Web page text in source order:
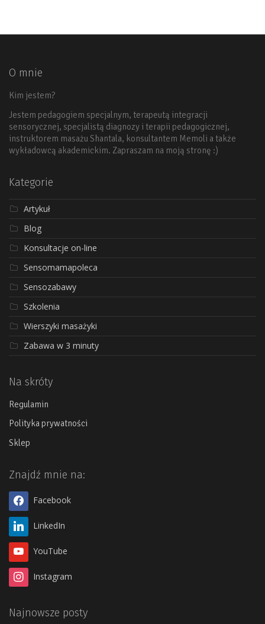
O mnie
Kim jestem?
Jestem pedagogiem specjalnym, terapeutą integracji
sensorycznej, specjalistą diagnozy i terapii pedagogicznej,
instruktorem masażu Shantala, konsultantem Memoli a także
wykładowcą akademickim. Zapraszam na moją stronę :)
Kategorie
Artykuł
Blog
Konsultacje on-line
Sensomamapoleca
Sensozabawy
Szkolenia
Wierszyki masażyki
Zabawa w 3 minuty
Na skróty
Regulamin
Polityka prywatności
Sklep
Znajdź mnie na:
Facebook
LinkedIn
YouTube
Instagram
Najnowsze posty